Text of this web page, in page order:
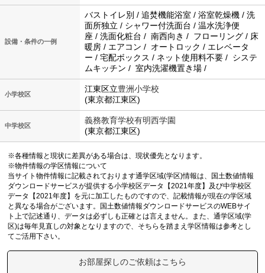
設備・条件の一例
バストイレ別 / 追焚機能浴室 / 浴室乾燥機 / 洗
面所独立 / シャワー付洗面台 / 温水洗浄便
座 / 洗面化粧台 / 南西向き / フローリング / 床
暖房 / エアコン / オートロック / エレベータ
ー / 宅配ボックス / ネット使用料不要 / システ
ムキッチン / 室内洗濯機置き場 /
小学校区
江東区立豊洲小学校
(東京都江東区)
中学校区
義務教育学校有明西学園
(東京都江東区)
※各種情報と現状に差異がある場合は、現状優先となります。
※物件情報の学区情報について
当サイト物件情報に記載されております通学区域(学区)情報は、国土数値情報
ダウンロードサービスが提供する小学校区データ【2021年度】及び中学校区
データ【2021年度】を元に加工したものですので、記載情報が現在の学区域
と異なる場合がございます。国土数値情報ダウンロードサービスのWEBサイ
ト上で記述通り、データは必ずしも正確とは言えません。また、通学区域(学
区)は毎年見直しの対象となりますので、そちらを踏まえ学区情報は参考とし
てご活用下さい。
お部屋探しのご依頼はこちら